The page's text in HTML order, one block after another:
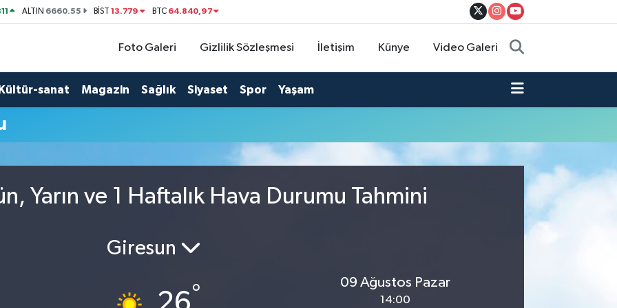
ALTIN 6660.55 BİST13.779 BTC 64.840,97
Foto Galeri Gizlilik Sözleşmesi İletişim Künye Video Galeri
Kültür-sanat Magazin Sağlık Siyaset Spor Yaşam
Yarın ve 1 Haftalık Hava Durumu Tahmini
Giresun
°
09 Ağustos Pazar
14:00